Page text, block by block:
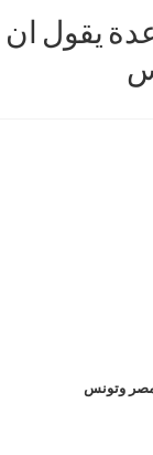
يقول ان
مصر وتونس